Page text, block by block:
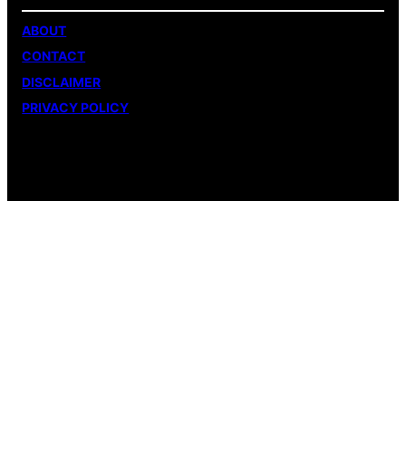
ABOUT
CONTACT
DISCLAIMER
PRIVACY POLICY